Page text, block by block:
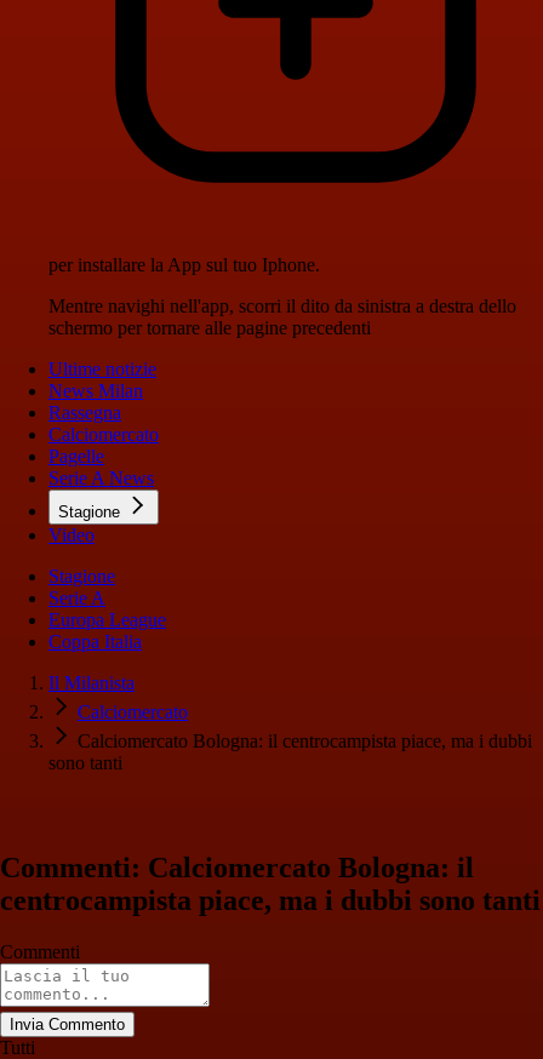
per installare la App sul tuo Iphone.
Mentre navighi nell'app, scorri il dito da sinistra a destra dello
schermo per tornare alle pagine precedenti
Ultime notizie
News Milan
Rassegna
Calciomercato
Pagelle
Serie A News
Stagione
Video
Stagione
Serie A
Europa League
Coppa Italia
Il Milanista
Calciomercato
Calciomercato Bologna: il centrocampista piace, ma i dubbi
sono tanti
Commenti: Calciomercato Bologna: il
centrocampista piace, ma i dubbi sono tanti
Commenti
Invia Commento
Tutti